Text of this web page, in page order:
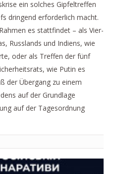
ein solches Gipfeltreffen
dringend erforderlich macht.
es stattfindet – als Vier-
Russlands und Indiens, wie
oder als Treffen der fünf
wie Putin es
der Übergang zu einem
auf der Grundlage
auf der Tagesordnung